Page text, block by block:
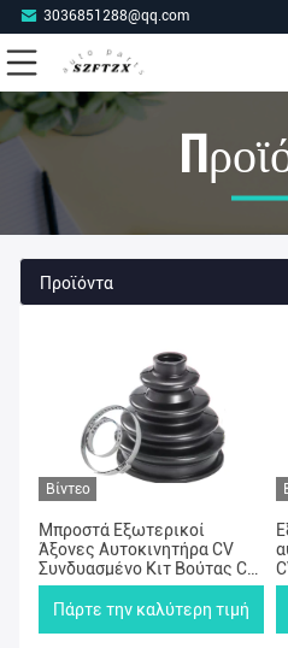
3036851288@qq.com
Προϊόντα
Βίντεο
Μπροστά Εξωτερικοί
Άξονες Αυτοκινητήρα CV
Συνδυασμένο Κιτ Βούτας CV
Ρουχένια Βούτα
49508H1000 Για Hyundai H-1
Πάρτε την καλύτερη τιμή